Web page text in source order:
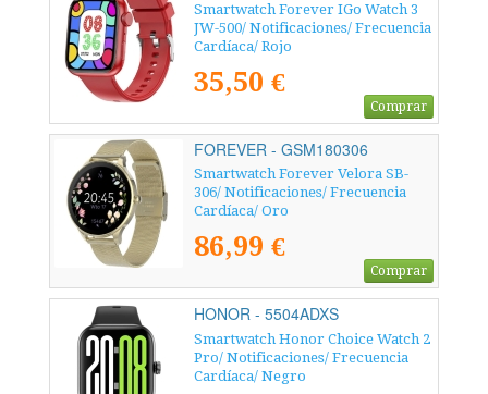
Smartwatch Forever IGo Watch 3
JW-500/ Notificaciones/ Frecuencia
Cardíaca/ Rojo
35,50 €
Comprar
FOREVER - GSM180306
Smartwatch Forever Velora SB-
306/ Notificaciones/ Frecuencia
Cardíaca/ Oro
86,99 €
Comprar
HONOR - 5504ADXS
Smartwatch Honor Choice Watch 2
Pro/ Notificaciones/ Frecuencia
Cardíaca/ Negro